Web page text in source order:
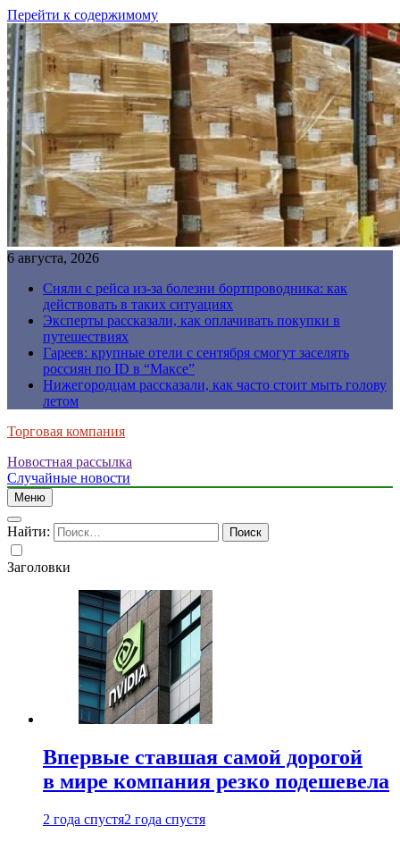
Перейти к содержимому
6 августа, 2026
Сняли с рейса из-за болезни бортпроводника: как
действовать в таких ситуациях
Эксперты рассказали, как оплачивать покупки в
путешествиях
Гареев: крупные отели с сентября смогут заселять
россиян по ID в “Максе”
Нижегородцам рассказали, как часто стоит мыть голову
летом
Торговая компания
Новостная рассылка
Случайные новости
Меню
Найти:
Заголовки
Впервые ставшая самой дорогой
в мире компания резко подешевела
2 года спустя2 года спустя